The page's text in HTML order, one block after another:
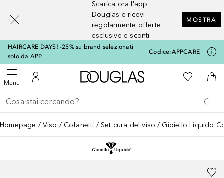
Scarica ora l'app
Douglas e ricevi
regolarmente offerte
esclusive e sconti
MOSTRA
HAIRCARE DAYS! -25% su brand selezionati
solo da APP
Codice:APPCARE
MenuApri menuAl Mio Account
A Douglas HomeAlla Mia
Al
Torna indietro
Esegui ricerca
Homepage Viso Cofanetti Set cura del viso Gioiello Liquido
[navigation.slideout.screenreader]